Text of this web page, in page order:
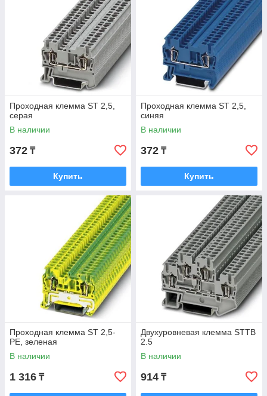
Проходная клемма ST 2,5,
серая
В наличии
372 ₸
Купить
Проходная клемма ST 2,5,
синяя
В наличии
372 ₸
Купить
Проходная клемма ST 2,5-
PE, зеленая
В наличии
1 316 ₸
Двухуровневая клемма STTB
2.5
В наличии
914 ₸